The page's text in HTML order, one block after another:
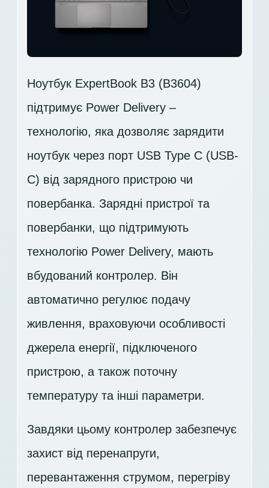
Ноутбук ExpertBook B3 (B3604)
підтримує Power Delivery –
технологію, яка дозволяє зарядити
ноутбук через порт USB Type C (USB-
C) від зарядного пристрою чи
повербанка. Зарядні пристрої та
повербанки, що підтримують
технологію Power Delivery, мають
вбудований контролер. Він
автоматично регулює подачу
живлення, враховуючи особливості
джерела енергії, підключеного
пристрою, а також поточну
температуру та інші параметри.
Завдяки цьому контролер забезпечує
захист від перенапруги,
перевантаження струмом, перегріву